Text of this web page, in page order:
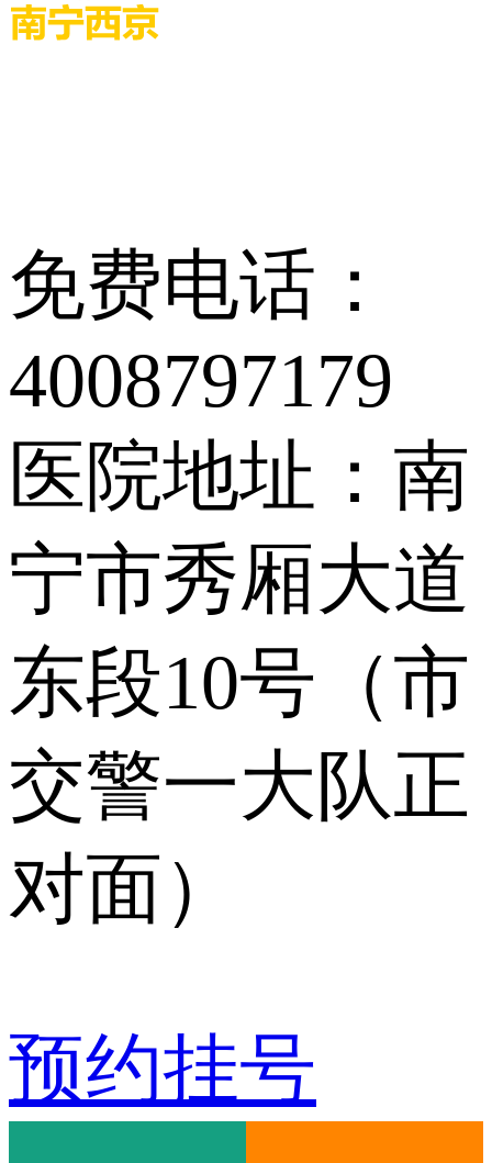
免费电话：
4008797179
医院地址：南
宁市秀厢大道
东段10号（市
交警一大队正
对面）
预约挂号